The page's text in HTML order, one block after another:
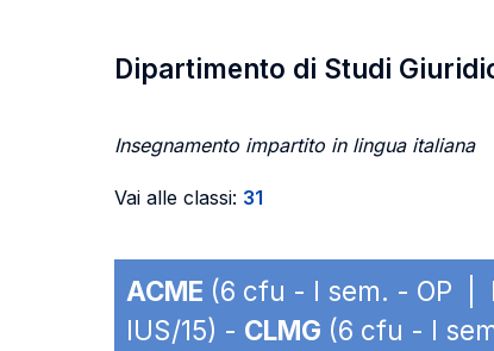
Dipartimento di Studi
Insegnamento impartito in lingua italiana
Vai alle classi: 31
ACME (6 cfu - I sem. - OP |
IUS/15) - CLMG (6 cfu - I